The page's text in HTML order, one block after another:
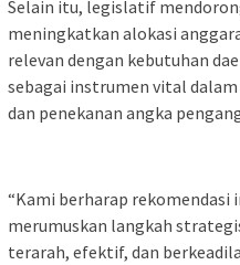
Selain itu, legislatif
meningkatkan alokasi
relevan dengan kebutuhan
sebagai instrumen vital
dan penekanan angka
“Kami berharap rekomendasi
merumuskan langkah
terarah, efektif, dan